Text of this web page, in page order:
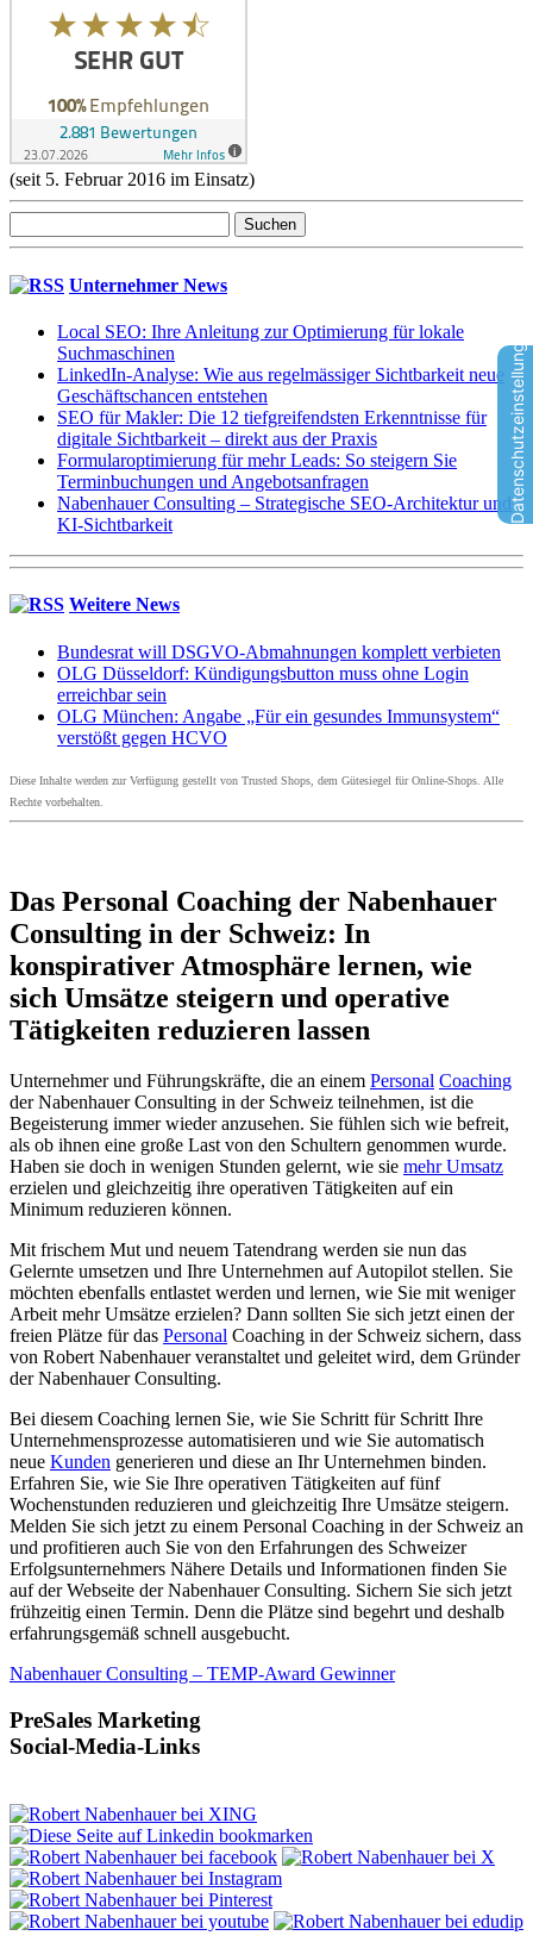
(seit 5. Februar 2016 im Einsatz)
nach:
Unternehmer News
Local SEO: Ihre Anleitung zur Optimierung für lokale
Suchmaschinen
LinkedIn-Analyse: Wie aus regelmässiger Sichtbarkeit neue
Geschäftschancen entstehen
SEO für Makler: Die 12 tiefgreifendsten Erkenntnisse für
digitale Sichtbarkeit – direkt aus der Praxis
Formularoptimierung für mehr Leads: So steigern Sie
Terminbuchungen und Angebotsanfragen
Nabenhauer Consulting – Strategische SEO-Architektur und
KI-Sichtbarkeit
Weitere News
Bundesrat will DSGVO-Abmahnungen komplett verbieten
OLG Düsseldorf: Kündigungsbutton muss ohne Login
erreichbar sein
OLG München: Angabe „Für ein gesundes Immunsystem“
verstößt gegen HCVO
Diese Inhalte werden zur Verfügung gestellt von Trusted Shops, dem Gütesiegel für Online-Shops. Alle
Rechte vorbehalten.
Das Personal Coaching der Nabenhauer
Consulting in der Schweiz: In
konspirativer Atmosphäre lernen, wie
sich Umsätze steigern und operative
Tätigkeiten reduzieren lassen
Unternehmer und Führungskräfte, die an einem Personal Coaching
der Nabenhauer Consulting in der Schweiz teilnehmen, ist die
Begeisterung immer wieder anzusehen. Sie fühlen sich wie befreit,
als ob ihnen eine große Last von den Schultern genommen wurde.
Haben sie doch in wenigen Stunden gelernt, wie sie mehr Umsatz
erzielen und gleichzeitig ihre operativen Tätigkeiten auf ein
Minimum reduzieren können.
Mit frischem Mut und neuem Tatendrang werden sie nun das
Gelernte umsetzen und Ihre Unternehmen auf Autopilot stellen. Sie
möchten ebenfalls entlastet werden und lernen, wie Sie mit weniger
Arbeit mehr Umsätze erzielen? Dann sollten Sie sich jetzt einen der
freien Plätze für das Personal Coaching in der Schweiz sichern, dass
von Robert Nabenhauer veranstaltet und geleitet wird, dem Gründer
der Nabenhauer Consulting.
Bei diesem Coaching lernen Sie, wie Sie Schritt für Schritt Ihre
Unternehmensprozesse automatisieren und wie Sie automatisch
neue Kunden generieren und diese an Ihr Unternehmen binden.
Erfahren Sie, wie Sie Ihre operativen Tätigkeiten auf fünf
Wochenstunden reduzieren und gleichzeitig Ihre Umsätze steigern.
Melden Sie sich jetzt zu einem Personal Coaching in der Schweiz an
und profitieren auch Sie von den Erfahrungen des Schweizer
Erfolgsunternehmers Nähere Details und Informationen finden Sie
auf der Webseite der Nabenhauer Consulting. Sichern Sie sich jetzt
frühzeitig einen Termin. Denn die Plätze sind begehrt und deshalb
erfahrungsgemäß schnell ausgebucht.
Nabenhauer Consulting – TEMP-Award Gewinner
PreSales Marketing
Social-Media-Links
Datenschutzeinstellungen